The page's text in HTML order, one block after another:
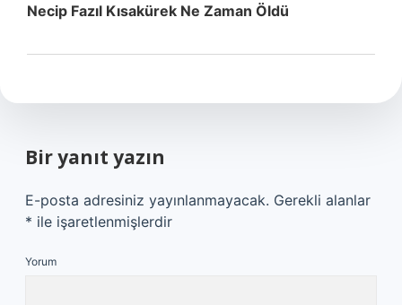
Necip Fazıl Kısakürek Ne Zaman Öldü
Bir yanıt yazın
E-posta adresiniz yayınlanmayacak. Gerekli alanlar
* ile işaretlenmişlerdir
Yorum